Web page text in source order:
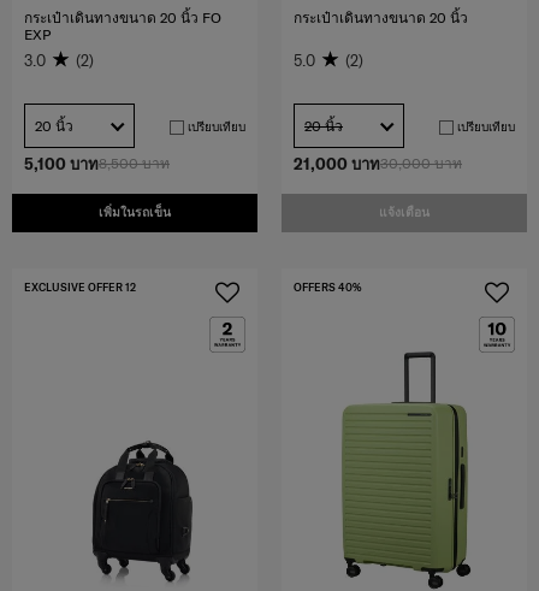
8,500 บาท
5,100 บาท
เพิ่มในรถเข็น
กระเป๋าเดินทางขนาด 20 นิ้ว FO
EXP
3.0 (2)
20 นิ้ว เปรียบเทียบ
30,000 บาท
21,000 บาท
แจ้งเตือน
กระเป๋าเดินทางขนาด 20 นิ้ว
5.0 (2)
20 นิ้ว เปรียบเทียบ
EXCLUSIVE OFFER 12 OFFERS 40%